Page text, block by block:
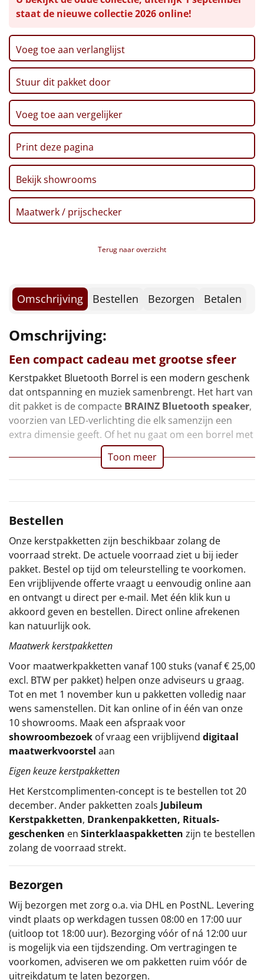
Artikel
Hitster NIEUW
Pizzarette
Tas
Wake up light
NIEUW
Borrelplank
Warmtekussen
NIEUW
POPULAIR
Deken (fleece plaid)
Alle artikelen
Overige
Ideeën
Personeel
Doe het zelf
Sinterklaaspakketten
Particulier
Kerstgeschenken 2026
Relatiegeschenken
Cadeaubon
Per stuk
Alle overige
staat de nieuwe collectie 2026 online!
Voeg toe aan verlanglijst
Stuur dit pakket door
Voeg toe aan vergelijker
Print deze pagina
Bekijk showrooms
Maatwerk / prijschecker
Terug naar overzicht
Omschrijving Bestellen Bezorgen Betalen
Omschrijving:
Een compact cadeau met grootse sfeer
Kerstpakket Bluetooth Borrel is een modern geschenk
dat ontspanning en muziek samenbrengt. Het hart van
dit pakket is de compacte BRAINZ Bluetooth speaker,
voorzien van LED-verlichting die elk samenzijn een
extra dimensie geeft. Of het nu gaat om een borrel met
Toon meer
Bestellen
Onze kerstpakketten zijn beschikbaar zolang de
voorraad strekt. De actuele voorraad ziet u bij ieder
pakket. Bestel op tijd om teleurstelling te voorkomen.
Een vrijblijvende offerte vraagt u eenvoudig online aan
en ontvangt u direct per e-mail. Met één klik kun u
akkoord geven en bestellen. Direct online afrekenen
kan natuurlijk ook.
Maatwerk kerstpakketten
Voor maatwerkpakketten vanaf 100 stuks (vanaf € 25,00
excl. BTW per pakket) helpen onze adviseurs u graag.
Tot en met 1 november kun u pakketten volledig naar
wens samenstellen. Dit kan online of in één van onze
10 showrooms. Maak een afspraak voor
showroombezoek of vraag een vrijblijvend digitaal
maatwerkvoorstel aan
Eigen keuze kerstpakketten
Het Kerstcomplimenten-concept is te bestellen tot 20
december. Ander pakketten zoals Jubileum
Kerstpakketten, Drankenpakketten, Rituals-
geschenken en Sinterklaaspakketten zijn te bestellen
zolang de voorraad strekt.
Bezorgen
Wij bezorgen met zorg o.a. via DHL en PostNL. Levering
vindt plaats op werkdagen tussen 08:00 en 17:00 uur
(uitloop tot 18:00 uur). Bezorging vóór of ná 12:00 uur
is mogelijk via een tijdszending. Om vertragingen te
voorkomen, adviseren we om pakketten ruim vóór de
uitreikdatum te laten bezorgen.